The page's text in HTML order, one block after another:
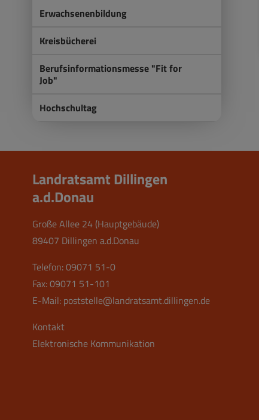
Erwachsenenbildung
Kreisbücherei
Berufsinformationsmesse "Fit for
Job"
Hochschultag
Landratsamt Dillingen
a.d.Donau
Große Allee 24 (Hauptgebäude)
89407 Dillingen a.d.Donau
Telefon:09071 51-0
Fax: 09071 51-101
E-Mail: poststelle@landratsamt.dillingen.de
Kontakt
Elektronische Kommunikation